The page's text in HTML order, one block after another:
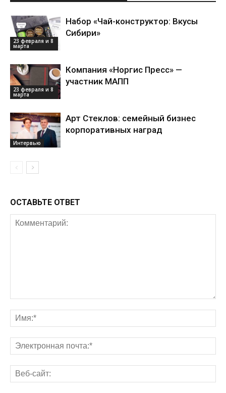
23 февраля и 8
марта
Набор «Чай-конструктор: Вкусы
Сибири»
23 февраля и 8
марта
Компания «Норгис Пресс» —
участник МАПП
Интервью
Арт Стеклов: семейный бизнес
корпоративных наград
ОСТАВЬТЕ ОТВЕТ